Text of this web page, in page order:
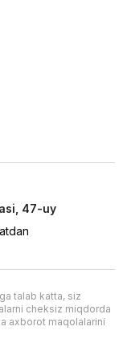
47-uy
talab katta, siz
cheksiz miqdorda
axborot maqolalarini